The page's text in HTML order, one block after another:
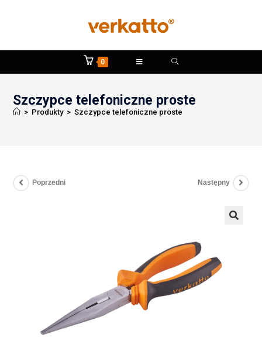
0
Szczypce telefoniczne proste
> Produkty > Szczypce telefoniczne proste
Poprzedni Następny